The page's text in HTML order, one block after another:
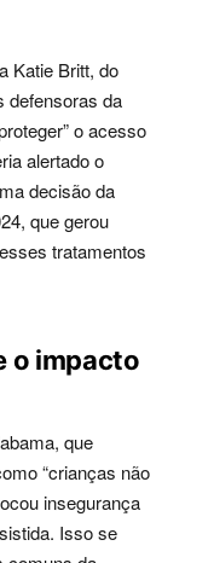
Katie Britt, do
defensoras da
o acesso
alertado o
decisão da
que gerou
tratamentos
o impacto
que
“crianças não
insegurança
Isso se